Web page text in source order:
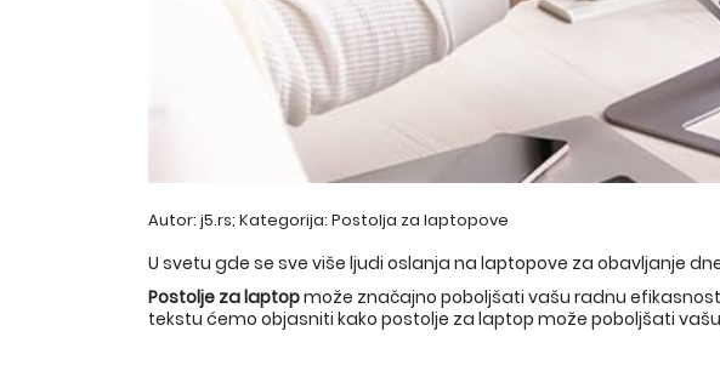
Autor: j5.rs; Kategorija: Postolja za laptopove
U svetu gde se sve više ljudi oslanja na laptopove za obavljanje
Postolje za laptopmože značajno poboljšati vašu radnu
tekstu ćemo objasniti kako postolje za laptop može poboljšati